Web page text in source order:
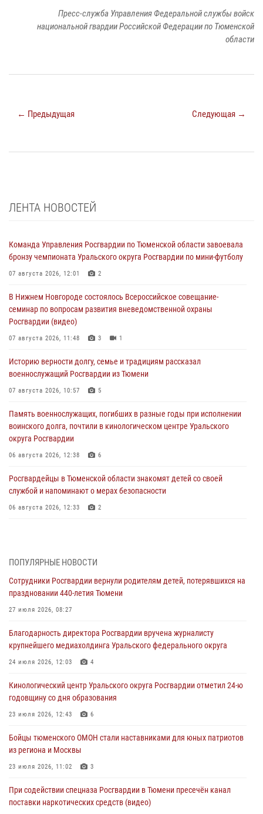
Пресс-служба Управления Федеральной службы войск
национальной гвардии Российской Федерации по Тюменской
области
← Предыдущая Следующая →
ЛЕНТА НОВОСТЕЙ
Команда Управления Росгвардии по Тюменской области завоевала
бронзу чемпионата Уральского округа Росгвардии по мини-футболу
07 августа 2026, 12:01 2
В Нижнем Новгороде состоялось Всероссийское совещание-
семинар по вопросам развития вневедомственной охраны
Росгвардии (видео)
07 августа 2026, 11:48 3 1
Историю верности долгу, семье и традициям рассказал
военнослужащий Росгвардии из Тюмени
07 августа 2026, 10:57 5
Память военнослужащих, погибших в разные годы при исполнении
воинского долга, почтили в кинологическом центре Уральского
округа Росгвардии
06 августа 2026, 12:38 6
Росгвардейцы в Тюменской области знакомят детей со своей
службой и напоминают о мерах безопасности
06 августа 2026, 12:33 2
06 августа 2026, 04:41 3
Росгвардейцы в Тюменской области почтили память генерала
армии Ивана Кирилловича Яковлева
05 августа 2026, 11:03
В Тюмени офицер Росгвардии в радиоэфире напомнил гражданам о
мерах безопасного владения оружием
05 августа 2026, 09:56
Военнослужащие Росгвардии сбили дрон-разведчик ВСУ на южном
направлении
05 августа 2026, 05:35
Стальной характер продемонстрировали росгвардейцы в ходе
масштабных спортивных событий на Урале
05 августа 2026, 05:22
ПОПУЛЯРНЫЕ НОВОСТИ
Сотрудники Росгвардии вернули родителям детей, потерявшихся на
праздновании 440-летия Тюмени
27 июля 2026, 08:27
Благодарность директора Росгвардии вручена журналисту
крупнейшего медиахолдинга Уральского федерального округа
24 июля 2026, 12:03 4
Кинологический центр Уральского округа Росгвардии отметил 24-ю
годовщину со дня образования
23 июля 2026, 12:43 6
Бойцы тюменского ОМОН стали наставниками для юных патриотов
из региона и Москвы
23 июля 2026, 11:02 3
При содействии спецназа Росгвардии в Тюмени пресечён канал
поставки наркотических средств (видео)